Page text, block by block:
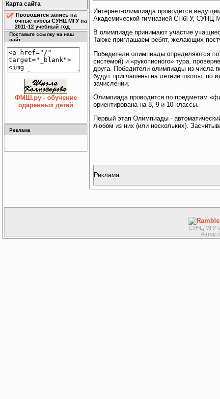
Карта сайта
Проводится запись на
очные курсы СУНЦ МГУ на
2011-12 учебный год
Поставьте ссылку на наш
сайт:
ФМШ.ру - обучение
одаренных детей
Реклама
Интернет-олимпиада проводится
Академической гимназией СПбГУ, СУНЦ
В олимпиаде принимают участие
Также приглашаем ребят, желающих
Победители олимпиады определяются
системой) и «рукописного» тура,
друга. Победители олимпиады из
будут приглашены на летние школы, по
зачислении.
Олимпиада проводится по предметам
ориентирована на 8, 9 и 10 классы.
Первый этап Олимпиады -
любом из них (или нескольких).
Реклама
СУНЦ МГУ ©
Автор